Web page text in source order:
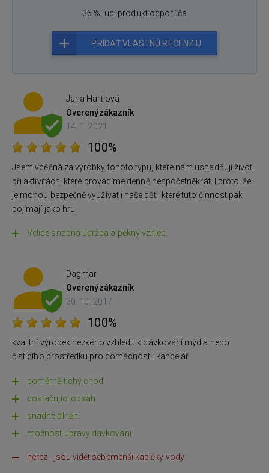
36 % ľudí produkt odporúča
PRIDAŤ VLASTNÚ RECENZIU
Jana Hartlová
Overenýzákazník
14. 1. 2021
100%
Jsem vděčná za výrobky tohoto typu, které nám usnadňují život
při aktivitách, které provádíme denně nespočetněkrát. I proto, že
je mohou bezpečně využívat i naše děti, které tuto činnost pak
pojímají jako hru.
Velice snadná údržba a pěkný vzhled.
Dagmar
Overenýzákazník
30. 10. 2017
100%
kvalitní výrobek hezkého vzhledu k dávkování mýdla nebo
čistícího prostředku pro domácnost i kancelář
poměrně tichý chod
dostačující obsah
snadné plnění
možnost úpravy dávkování
nerez - jsou vidět sebemenší kapičky vody